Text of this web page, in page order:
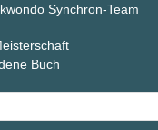
Synchron-Team
Buch